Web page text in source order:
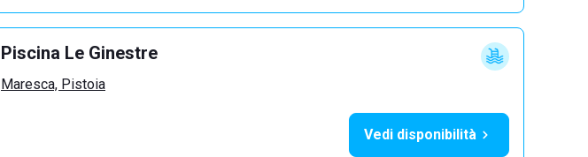
Piscina Le Ginestre
Maresca, Pistoia
Vedi disponibilità